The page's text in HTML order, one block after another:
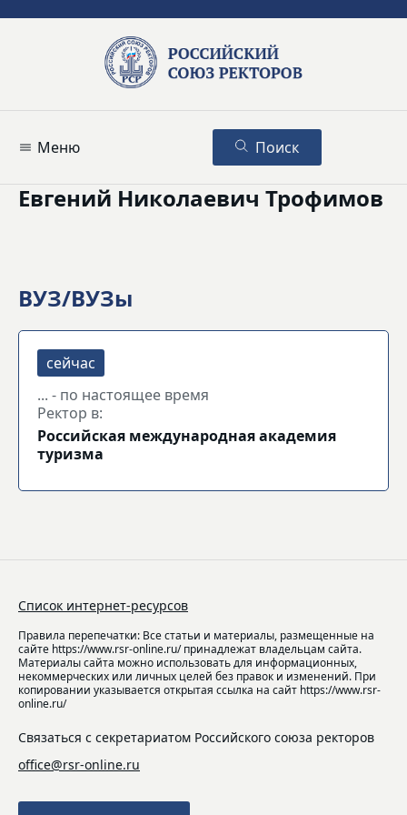
Меню Поиск
Евгений Николаевич Трофимов
ВУЗ/ВУЗы
... - по настоящее время
Ректор в:
Российская международная академия
туризма
Список интернет-ресурсов
Правила перепечатки: Все статьи и материалы, размещенные на
сайте https://www.rsr-online.ru/ принадлежат владельцам сайта.
Материалы сайта можно использовать для информационных,
некоммерческих или личных целей без правок и изменений. При
копировании указывается открытая ссылка на сайт https://www.rsr-
online.ru/
Связаться с секретариатом Российского союза ректоров
office@rsr-online.ru